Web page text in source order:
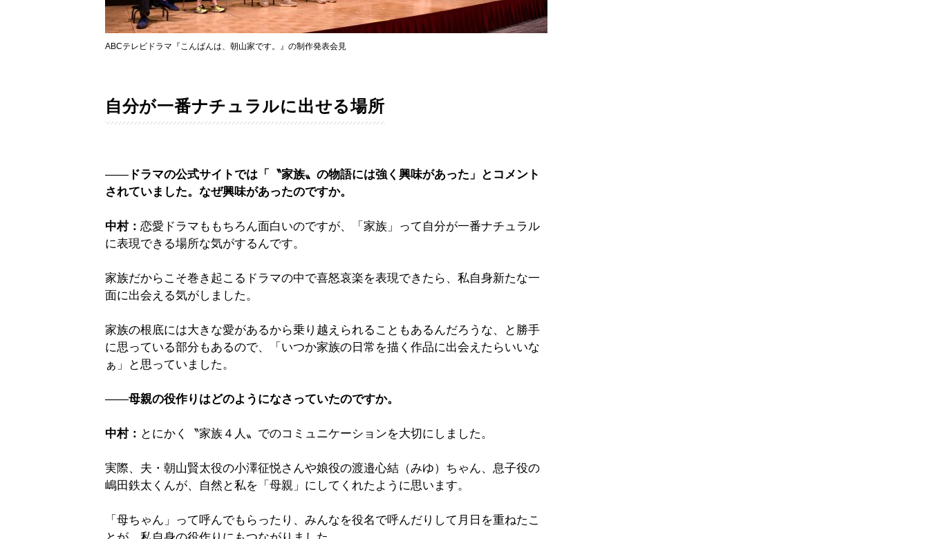
ABCテレビドラマ『こんばんは、朝山家です。』の制作発表会見
自分が一番ナチュラルに出せる場所
―― ドラマの公式サイトでは「〝家族〟の物語には強く興味があった」とコメント
されていました。なぜ興味があったのですか。
中村： 恋愛ドラマももちろん面白いのですが、「家族」って自分が一番ナチュラル
に表現できる場所な気がするんです。
家族だからこそ巻き起こるドラマの中で喜怒哀楽を表現できたら、私自身新たな一
面に出会える気がしました。
家族の根底には大きな愛があるから乗り越えられることもあるんだろうな、と勝手
に思っている部分もあるので、「いつか家族の日常を描く作品に出会えたらいいな
ぁ」と思っていました。
――母親の役作りはどのようになさっていたのですか。
中村： とにかく〝家族４人〟でのコミュニケーションを大切にしました。
実際、夫・朝山賢太役の小澤征悦さんや娘役の渡邉心結（みゆ）ちゃん、息子役の
嶋田鉄太くんが、自然と私を「母親」にしてくれたように思います。
「母ちゃん」って呼んでもらったり、みんなを役名で呼んだりして月日を重ねたこ